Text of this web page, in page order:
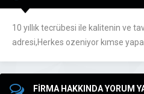
10 yıllık tecrübesi ile kalitenin ve
adresi,Herkes ozeniyor kımse
FİRMA HAKKINDA YORUM